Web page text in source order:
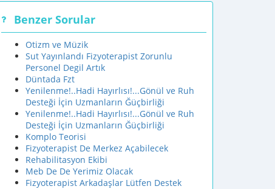
Benzer Sorular
Otizm ve Müzik
Sut Yayınlandı Fizyoterapist Zorunlu
Personel Degil Artık
Düntada Fzt
Yenilenme!..Hadi Hayırlısı!...Gönül ve Ruh
Desteği İçin Uzmanların Ğüçbirliği
Yenilenme!..Hadi Hayırlısı!...Gönül ve Ruh
Desteği İçin Uzmanların Ğüçbirliği
Komplo Teorisi
Fizyoterapist De Merkez Açabilecek
Rehabilitasyon Ekibi
Meb De De Yerimiz Olacak
Fizyoterapist Arkadaşlar Lütfen Destek